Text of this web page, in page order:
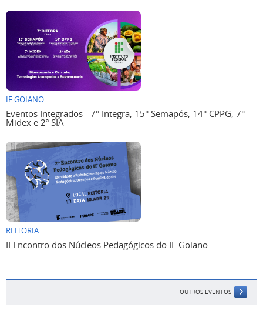
IF GOIANO
Eventos Integrados - 7° Integra, 15° Semapós, 14° CPPG, 7°
Midex e 2ª SIA
REITORIA
II Encontro dos Núcleos Pedagógicos do IF Goiano
OUTROS EVENTOS